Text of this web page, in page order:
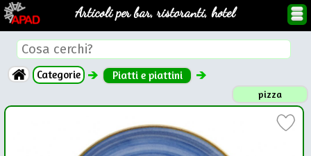
Articoli per bar, ristoranti, hotel
Categorie Piatti e piattini
pizza